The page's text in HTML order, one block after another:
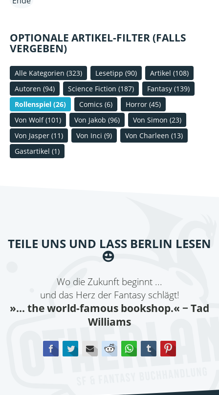
OPTIONALE ARTIKEL-FILTER (FALLS
VERGEBEN)
Alle Kategorien (323) Lesetipp (90) Artikel (108)
Autoren (94) Science Fiction (187) Fantasy (139)
Rollenspiel (26) Comics (6) Horror (45)
Von Wolf (101) Von Jakob (96) Von Simon (23)
Von Jasper (11) Von Inci (9) Von Charleen (13)
Gastartikel (1)
TEILE UNS UND LASS BERLIN LESEN
Wo die Zukunft beginnt ...
und das Herz der Fantasy schlägt!
»... the world-famous bookshop.« − Tad
Williams
FacebookTwitterE-mail Reddit WhatsApp
tumblr